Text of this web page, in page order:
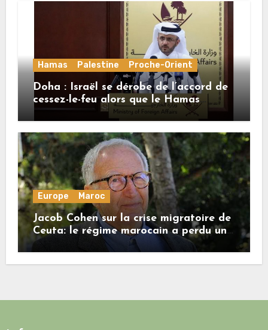
Hamas Palestine Proche-Orient
Doha : Israël se dérobe de l’accord de
cessez-le-feu alors que le Hamas
honore ses engagements
Europe Maroc
Jacob Cohen sur la crise migratoire de
Ceuta: le régime marocain a perdu une
bonne part de sa crédibilité vis-à-vis